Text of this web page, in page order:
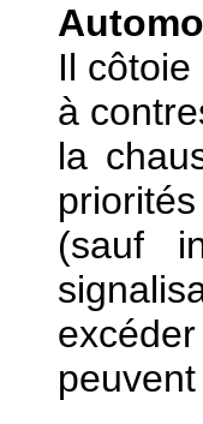
Il
à
la
(sauf